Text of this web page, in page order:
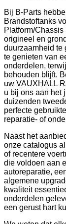
Bij B-Parts
Brandstoftanks
Platform/
origineel en
duurzaamheid te
te genieten van
onderdelen,
behouden blijft.
uw VAUXHALL
u bij ons aan het
duizenden
perfecte
reparatie- of
Naast het
onze catalogus
of recentere
die voldoen aan
autoreparatie,
algemene
kwaliteit
onderdelen
een gerust hart